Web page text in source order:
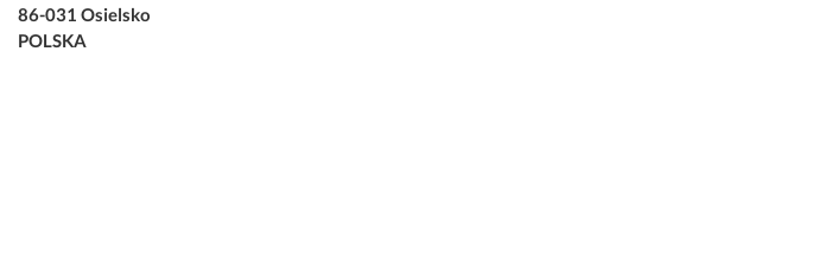
86-031 Osielsko
POLSKA